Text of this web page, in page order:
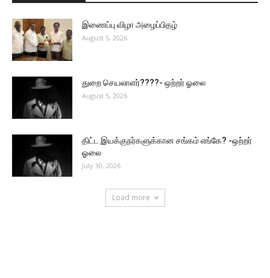
இணைப்பு விழா அழைப்பிதழ்
August 5, 2026
துறை செயலாளர்????- ஒற்றர் ஓலை
August 5, 2026
திட்ட இயக்குநர்களுக்கான சங்கம் எங்கே? -ஒற்றர்
ஓலை
July 30, 2026
Load more